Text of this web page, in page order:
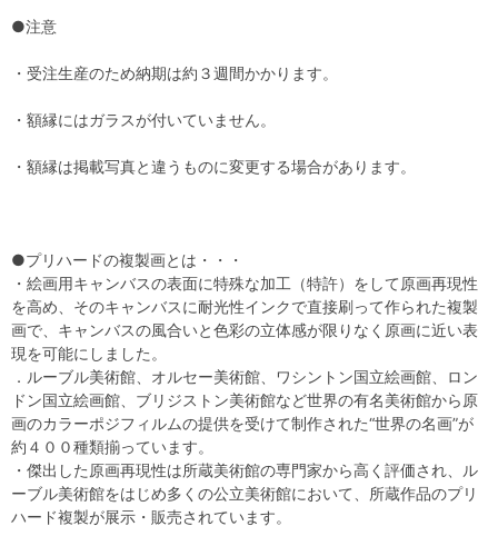
●注意
・受注生産のため納期は約３週間かかります。
・額縁にはガラスが付いていません。
・額縁は掲載写真と違うものに変更する場合があります。
●プリハードの複製画とは・・・
・絵画用キャンバスの表面に特殊な加工（特許）をして原画再現性
を高め、そのキャンバスに耐光性インクで直接刷って作られた複製
画で、キャンバスの風合いと色彩の立体感が限りなく原画に近い表
現を可能にしました。
．ルーブル美術館、オルセー美術館、ワシントン国立絵画館、ロン
ドン国立絵画館、ブリジストン美術館など世界の有名美術館から原
画のカラーポジフィルムの提供を受けて制作された“世界の名画”が
約４００種類揃っています。
・傑出した原画再現性は所蔵美術館の専門家から高く評価され、ル
ーブル美術館をはじめ多くの公立美術館において、所蔵作品のプリ
ハード複製が展示・販売されています。